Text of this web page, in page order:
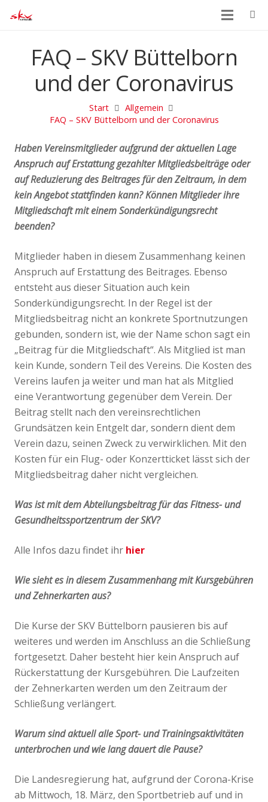
FAQ – SKV Büttelborn
und der Coronavirus
Start
Allgemein
FAQ – SKV Büttelborn und der Coronavirus
Haben Vereinsmitglieder aufgrund der aktuellen Lage
Anspruch auf Erstattung gezahlter Mitgliedsbeiträge oder
auf Reduzierung des Beitrages für den Zeitraum, in dem
kein Angebot stattfinden kann? Können Mitglieder ihre
Mitgliedschaft mit einem Sonderkündigungsrecht
beenden?
Mitglieder haben in diesem Zusammenhang keinen
Anspruch auf Erstattung des Beitrages. Ebenso
entsteht aus dieser Situation auch kein
Sonderkündigungsrecht. In der Regel ist der
Mitgliedsbeitrag nicht an konkrete Sportnutzungen
gebunden, sondern ist, wie der Name schon sagt ein
„Beitrag für die Mitgliedschaft“. Als Mitglied ist man
kein Kunde, sondern Teil des Vereins. Die Kosten des
Vereins laufen ja weiter und man hat als Mitglied
eine Verantwortung gegenüber dem Verein. Der
Beitrag stellt nach den vereinsrechtlichen
Grundsätzen kein Entgelt dar, sondern dient dem
Verein dazu, seinen Zweck zu verwirklichen. Mit den
Kosten für ein Flug- oder Konzertticket lässt sich der
Mitgliedsbeitrag daher nicht vergleichen.
Was ist mit dem Abteilungsbeitrag für das Fitness- und
Gesundheitssportzentrum der SKV?
Alle Infos dazu findet ihr hier
Wie sieht es in diesem Zusammenhang mit Kursgebühren
und Zehnerkarten aus?
Die Kurse der SKV Büttelborn pausieren bis auf
weiteres und werden im Anschluss an die Schließung
fortgesetzt. Daher besteht hier kein Anspruch auf
Rückerstattung der Kursgebühren. Die Laufzeiten
der Zehnerkarten werden um den Zeitraum der
Schließung verlängert.
Warum sind aktuell alle Sport- und Trainingsaktivitäten
unterbrochen und wie lang dauert die Pause?
Die Landesregierung hat, aufgrund der Corona-Krise
ab Mittwoch, 18. März, den Sportbetrieb auf und in